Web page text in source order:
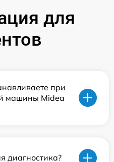
для
при
машины Midea
диагностика?